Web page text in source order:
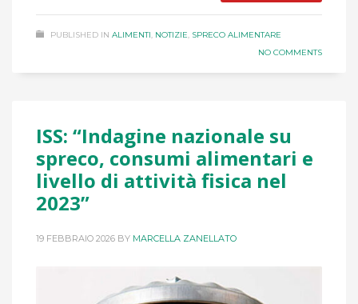
PUBLISHED IN ALIMENTI, NOTIZIE, SPRECO ALIMENTARE
NO COMMENTS
ISS: “Indagine nazionale su
spreco, consumi alimentari e
livello di attività fisica nel
2023”
19 FEBBRAIO 2026 BY MARCELLA ZANELLATO